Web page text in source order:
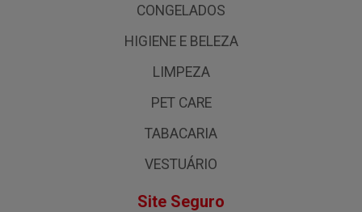
CONGELADOS
HIGIENE E BELEZA
LIMPEZA
PET CARE
TABACARIA
VESTUÁRIO
Site Seguro